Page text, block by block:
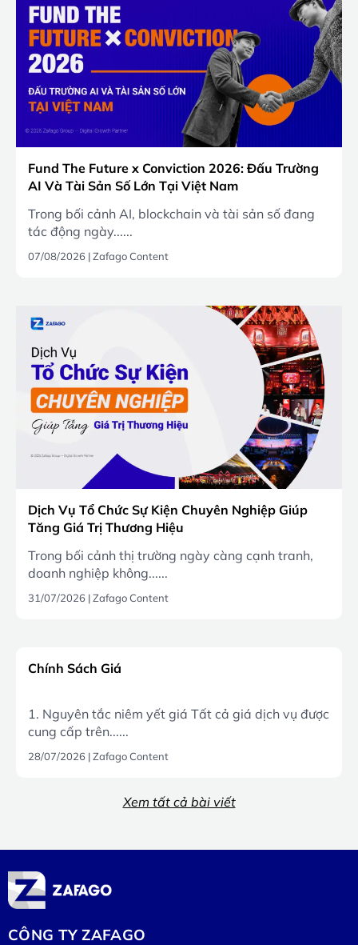
Fund The Future x Conviction 2026: Đấu Trường
AI Và Tài Sản Số Lớn Tại Việt Nam
Trong bối cảnh AI, blockchain và tài sản số đang
tác động ngày......
07/08/2026 |Zafago Content
Dịch Vụ Tổ Chức Sự Kiện Chuyên Nghiệp Giúp
Tăng Giá Trị Thương Hiệu
Trong bối cảnh thị trường ngày càng cạnh tranh,
doanh nghiệp không......
31/07/2026 |Zafago Content
Chính Sách Giá
1. Nguyên tắc niêm yết giá Tất cả giá dịch vụ được
cung cấp trên......
28/07/2026 |Zafago Content
Xem tất cả bài viết
CÔNG TY ZAFAGO